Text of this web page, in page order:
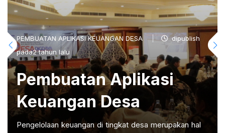
PEMBUATAN APLIKASI KEUANGAN DESA
dipublish
pada2 tahun lalu
Pembuatan Aplikasi
Keuangan Desa
Pengelolaan keuangan di tingkat desa merupakan hal